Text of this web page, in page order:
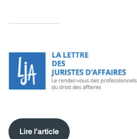
Lire l'article